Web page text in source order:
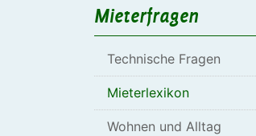
Mieterfragen
Technische Fragen
Mieterlexikon
Wohnen und Alltag